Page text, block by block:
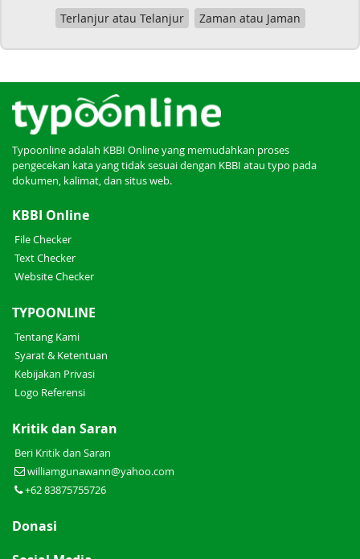
Terlanjur atau Telanjur
Zaman atau Jaman
Typoonline adalah KBBI Online yang memudahkan proses
pengecekan kata yang tidak sesuai dengan KBBI atau typo pada
dokumen, kalimat, dan situs web.
KBBI Online
File Checker
Text Checker
Website Checker
TYPOONLINE
Tentang Kami
Syarat & Ketentuan
Kebijakan Privasi
Logo Referensi
Kritik dan Saran
Beri Kritik dan Saran
williamgunawann@yahoo.com
+62 83875755726
Donasi